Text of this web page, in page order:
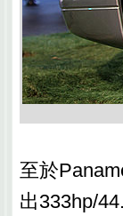
至於
出333hp/